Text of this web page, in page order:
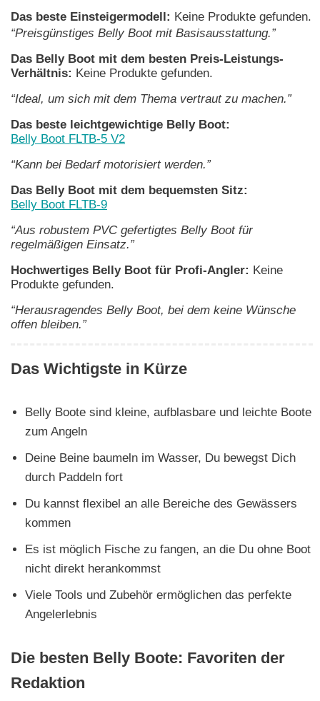
Das beste Einsteigermodell: Keine Produkte gefunden.
“Preisgünstiges Belly Boot mit Basisausstattung.”
Das Belly Boot mit dem besten Preis-Leistungs-
Verhältnis: Keine Produkte gefunden.
“Ideal, um sich mit dem Thema vertraut zu machen.”
Das beste leichtgewichtige Belly Boot:
Belly Boot FLTB-5 V2
“Kann bei Bedarf motorisiert werden.”
Das Belly Boot mit dem bequemsten Sitz:
Belly Boot FLTB-9
“Aus robustem PVC gefertigtes Belly Boot für
regelmäßigen Einsatz.”
Hochwertiges Belly Boot für Profi-Angler: Keine
Produkte gefunden.
“Herausragendes Belly Boot, bei dem keine Wünsche
offen bleiben.”
Das Wichtigste in Kürze
Belly Boote sind kleine, aufblasbare und leichte Boote
zum Angeln
Deine Beine baumeln im Wasser, Du bewegst Dich
durch Paddeln fort
Du kannst flexibel an alle Bereiche des Gewässers
kommen
Es ist möglich Fische zu fangen, an die Du ohne Boot
nicht direkt herankommst
Viele Tools und Zubehör ermöglichen das perfekte
Angelerlebnis
Die besten Belly Boote: Favoriten der
Redaktion